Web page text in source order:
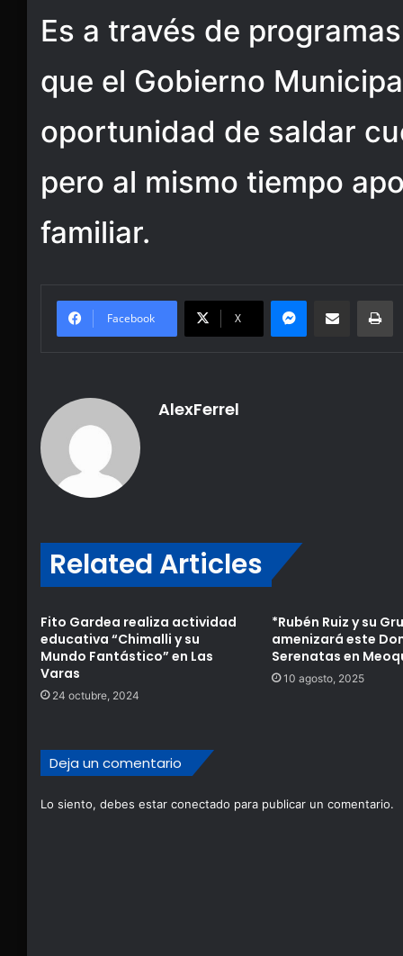
Es a través de
que el Gobierno
oportunidad de saldar
pero al mismo tiempo
familiar.
Facebook X
Messenger
Share via Email
AlexFerrel
Related Articles
Fito Gardea realiza actividad
educativa “Chimalli y su
Mundo Fantástico” en Las
Varas
24 octubre, 2024
*Rubén Ruiz y su
amenizará este
Serenatas en
10 agosto, 2025
Deja un comentario
Lo siento, debes estar conectado para publicar un comentario.